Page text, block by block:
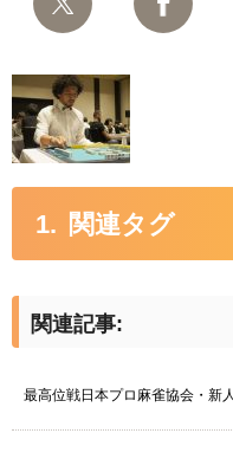
関連タグ
関連記事:
最高位戦日本プロ麻雀協会・新